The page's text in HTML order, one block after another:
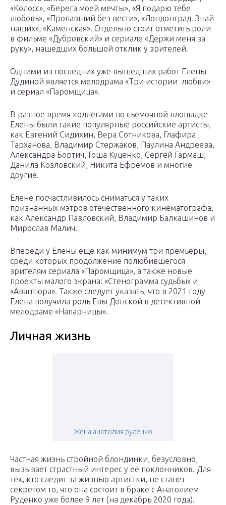
«Колосс», «Берега моей мечты», «Я подарю тебе
любовь», «Пропавший без вести», «Лондонград. Знай
наших», «Каменская». Отдельно стоит отметить роли
в фильме «Дубровский» и сериале «Держи меня за
руку», нашедших большой отклик у зрителей.
Одними из последних уже вышедших работ Елены
Дудиной является мелодрама «Три истории любви»
и сериал «Паромщица».
В разное время коллегами по съемочной площадке
Елены были такие популярные российские артисты,
как Евгений Сидихин, Вера Сотникова, Глафира
Тарханова, Владимир Стержаков, Паулина Андреева,
Александра Бортич, Гоша Куценко, Сергей Гармаш,
Данила Козловский, Никита Ефремов и многие
другие.
Елене посчастливилось сниматься у таких
признанных мэтров отечественного кинематографа,
как Александр Павловский, Владимир Балкашинов и
Мирослав Малич.
Впереди у Елены еще как минимум три премьеры,
среди которых продолжение полюбившегося
зрителям сериала «Паромщица», а также новые
проекты малого экрана: «Стенограмма судьбы» и
«Авантюра». Также следует указать, что в 2021 году
Елена получила роль Евы Донской в детективной
мелодраме «Напарницы».
Личная жизнь
Жена анатолия руденко
Частная жизнь стройной блондинки, безусловно,
вызывает страстный интерес у ее поклонников. Для
тех, кто следит за жизнью артистки, не станет
секретом то, что она состоит в браке с Анатолием
Руденко уже более 9 лет (на декабрь 2020 года).